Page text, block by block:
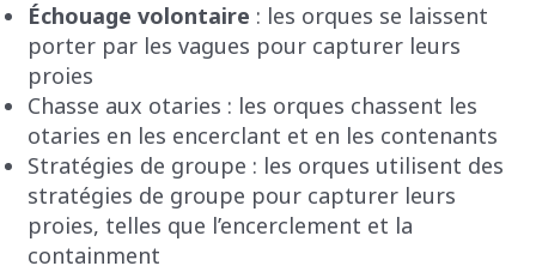
Échouage volontaire : les orques se laissent
porter par les vagues pour capturer leurs
proies
Chasse aux otaries : les orques chassent les
otaries en les encerclant et en les contenants
Stratégies de groupe : les orques utilisent des
stratégies de groupe pour capturer leurs
proies, telles que l’encerclement et la
containment